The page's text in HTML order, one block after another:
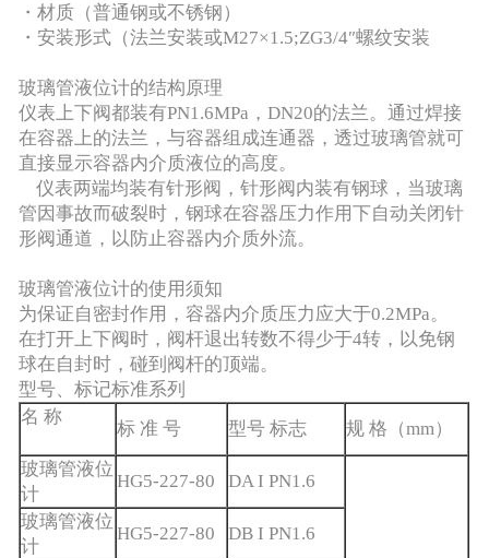
・材质（普通钢或不锈钢）
・安装形式（法兰安装或M27×1.5;ZG3/4″螺纹安装
玻璃管液位计的结构原理
仪表上下阀都装有PN1.6MPa，DN20的法兰。通过焊接
在容器上的法兰，与容器组成连通器，透过玻璃管就可
直接显示容器内介质液位的高度。
仪表两端均装有针形阀，针形阀内装有钢球，当玻璃
管因事故而破裂时，钢球在容器压力作用下自动关闭针
形阀通道，以防止容器内介质外流。
玻璃管液位计的使用须知
为保证自密封作用，容器内介质压力应大于0.2MPa。
在打开上下阀时，阀杆退出转数不得少于4转，以免钢
球在自封时，碰到阀杆的顶端。
型号、标记标准系列
名 称
标 准 号 型号 标志
规 格（mm）
玻璃管液位
计
HG5-227-80 DA I PN1.6
玻璃管液位
计
HG5-227-80
DB I PN1.6